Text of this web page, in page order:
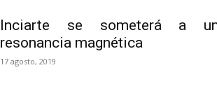
Inciarte se someterá a
resonancia magnética
17 agosto, 2019